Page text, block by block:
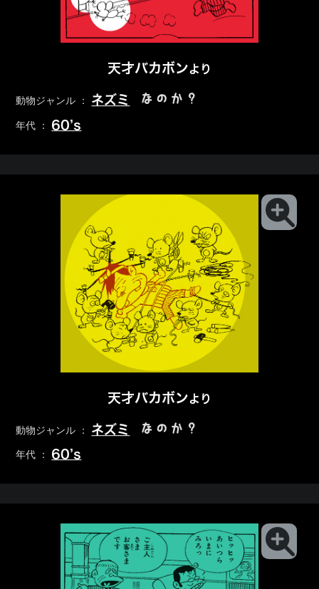
天才バカボンより
動物ジャンル ： ネズミ なのか？
年代 ： 60’s
天才バカボンより
動物ジャンル ： ネズミ なのか？
年代 ： 60’s